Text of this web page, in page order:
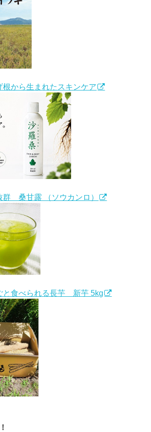
から生まれたスキンケア
群 桑甘露 （ソウカンロ）
と食べられる長芋 新芋 5kg